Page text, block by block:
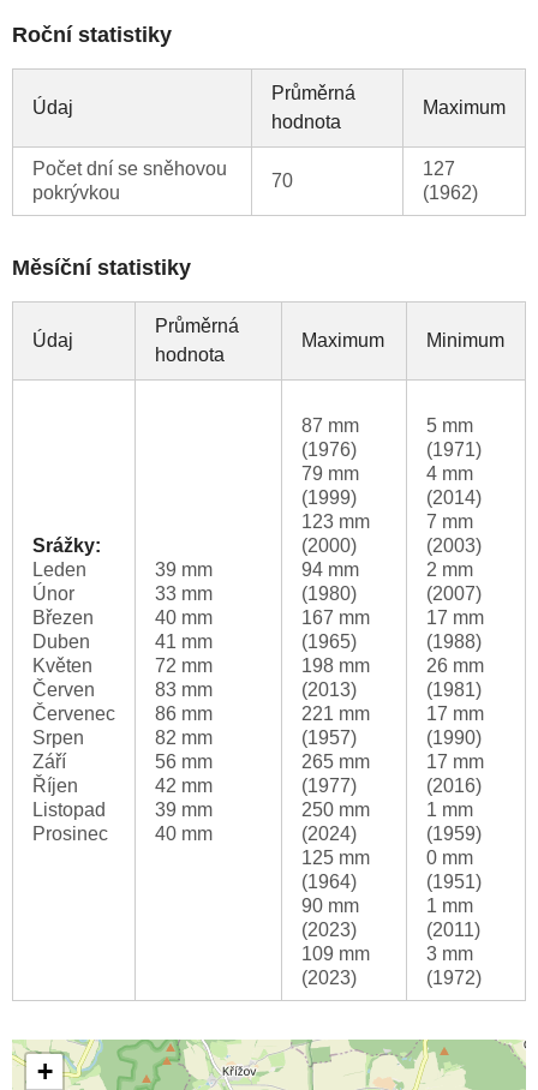
Roční statistiky
Údaj
Průměrná
hodnota
Maximum
Počet dní se sněhovou
pokrývkou
70
127
(1962)
Měsíční statistiky
Údaj
Průměrná
hodnota
Maximum Minimum
Srážky:
Leden
Únor
Březen
Duben
Květen
Červen
Červenec
Srpen
Září
Říjen
Listopad
Prosinec
39 mm
33 mm
40 mm
41 mm
72 mm
83 mm
86 mm
82 mm
56 mm
42 mm
39 mm
40 mm
87 mm
(1976)
79 mm
(1999)
123 mm
(2000)
94 mm
(1980)
167 mm
(1965)
198 mm
(2013)
221 mm
(1957)
265 mm
(1977)
250 mm
(2024)
125 mm
(1964)
90 mm
(2023)
109 mm
(2023)
5 mm
(1971)
4 mm
(2014)
7 mm
(2003)
2 mm
(2007)
17 mm
(1988)
26 mm
(1981)
17 mm
(1990)
17 mm
(2016)
1 mm
(1959)
0 mm
(1951)
1 mm
(2011)
3 mm
(1972)
+